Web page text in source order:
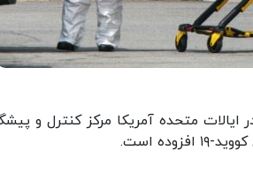
همزمان با افزایش موارد ابتلا به بیماری کووید-۱۹ در ایالات متحده
است.